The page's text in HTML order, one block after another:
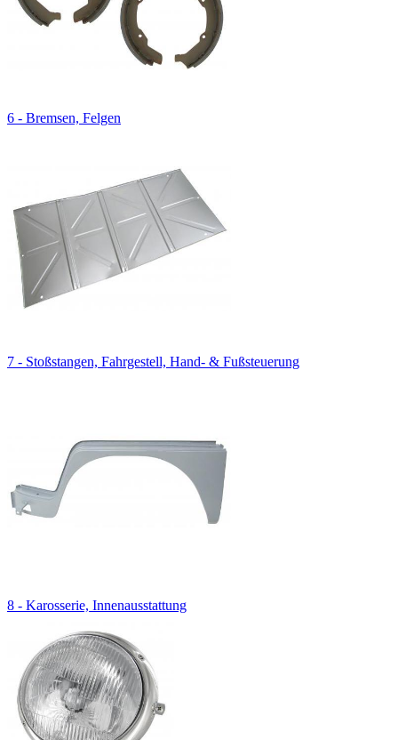
6 - Bremsen, Felgen
7 - Stoßstangen, Fahrgestell, Hand- & Fußsteuerung
8 - Karosserie, Innenausstattung